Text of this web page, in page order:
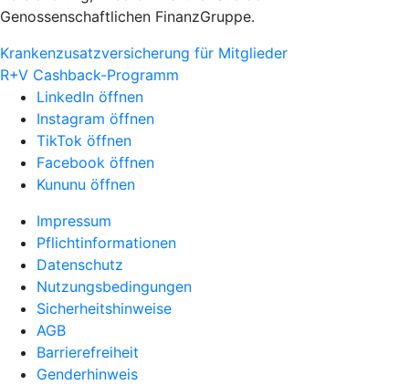
Genossenschaftlichen FinanzGruppe.
Krankenzusatzversicherung für Mitglieder
R+V Cashback-Programm
LinkedIn öffnen
Instagram öffnen
TikTok öffnen
Facebook öffnen
Kununu öffnen
Impressum
Pflichtinformationen
Datenschutz
Nutzungsbedingungen
Sicherheitshinweise
AGB
Barrierefreiheit
Genderhinweis